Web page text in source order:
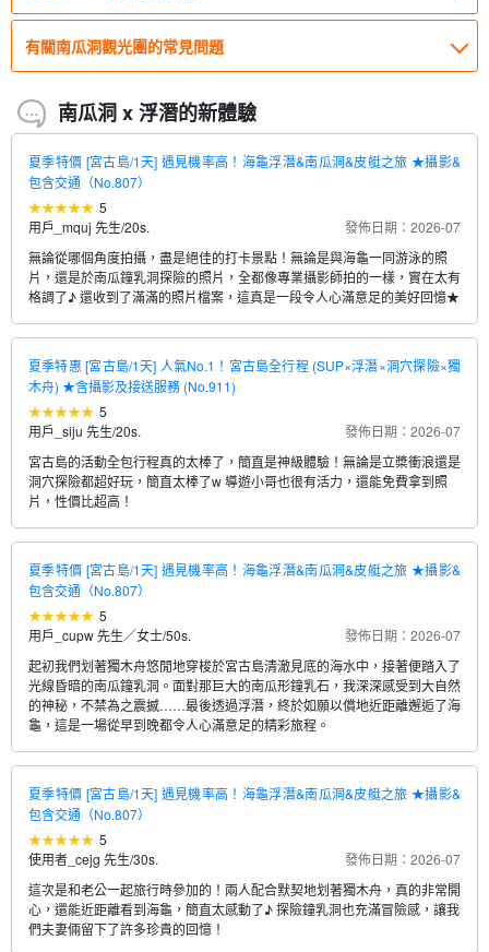
有關南瓜洞觀光團的常見問題
南瓜洞 x 浮潛的新體驗
夏季特價 [宮古島/1天] 遇見機率高！海龜浮潛&南瓜洞&皮艇之旅 ★攝影&
包含交通（No.807）
5
用戶_mquj 先生/20s.
發佈日期：2026-07
無論從哪個角度拍攝，盡是絕佳的打卡景點！無論是與海龜一同游泳的照
片，還是於南瓜鐘乳洞探險的照片，全都像專業攝影師拍的一樣，實在太有
格調了♪ 還收到了滿滿的照片檔案，這真是一段令人心滿意足的美好回憶★
夏季特惠 [宮古島/1天] 人氣No.1！宮古島全行程 (SUP×浮潛×洞穴探險×獨
木舟) ★含攝影及接送服務 (No.911)
5
用戶_siju 先生/20s.
發佈日期：2026-07
宮古島的活動全包行程真的太棒了，簡直是神級體驗！無論是立槳衝浪還是
洞穴探險都超好玩，簡直太棒了w 導遊小哥也很有活力，還能免費拿到照
片，性價比超高！
夏季特價 [宮古島/1天] 遇見機率高！海龜浮潛&南瓜洞&皮艇之旅 ★攝影&
包含交通（No.807）
5
用戶_cupw 先生／女士/50s.
發佈日期：2026-07
起初我們划著獨木舟悠閒地穿梭於宮古島清澈見底的海水中，接著便踏入了
光線昏暗的南瓜鐘乳洞。面對那巨大的南瓜形鐘乳石，我深深感受到大自然
的神秘，不禁為之震撼……最後透過浮潛，終於如願以償地近距離邂逅了海
龜，這是一場從早到晚都令人心滿意足的精彩旅程。
夏季特價 [宮古島/1天] 遇見機率高！海龜浮潛&南瓜洞&皮艇之旅 ★攝影&
包含交通（No.807）
5
使用者_cejg 先生/30s.
發佈日期：2026-07
這次是和老公一起旅行時參加的！兩人配合默契地划著獨木舟，真的非常開
心，還能近距離看到海龜，簡直太感動了♪ 探險鐘乳洞也充滿冒險感，讓我
們夫妻倆留下了許多珍貴的回憶！